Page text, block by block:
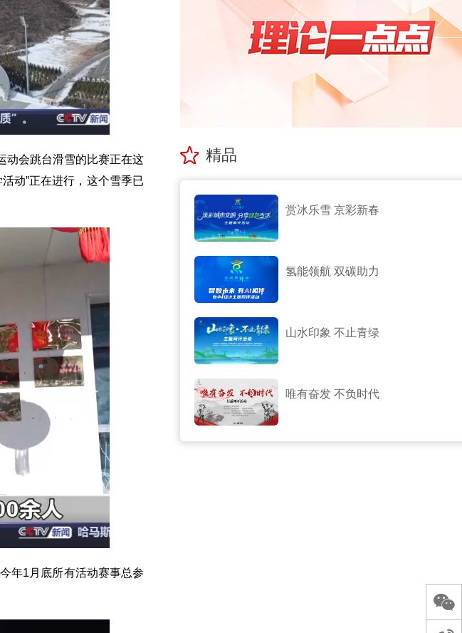
会跳台滑雪的比赛正在这
动”正在进行，这个雪季已
年1月底所有活动赛事总参
精品
赏冰乐雪 京彩新春
氢能领航 双碳助力
山水印象 不止青绿
唯有奋发 不负时代